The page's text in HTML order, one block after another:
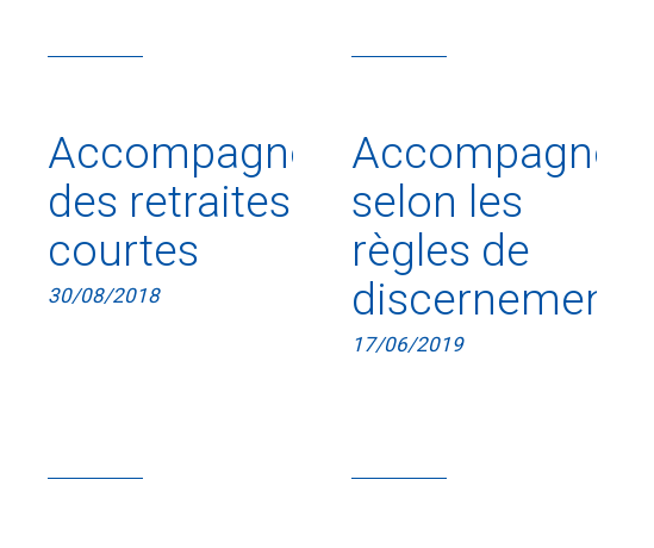
Accompagner
des retraites
courtes
30/08/2018
Accompagner
selon les
règles de
discernement
17/06/2019